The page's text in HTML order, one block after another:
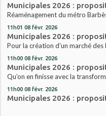
Municipales 2026 :
Réaménagement du métro
11h01 08 févr. 2026
Municipales 2026 :
Pour la création d’un marché des
11h00 08 févr. 2026
Municipales 2026 :
Qu’on en finisse avec la
11h00 08 févr. 2026
Municipales 2026 :